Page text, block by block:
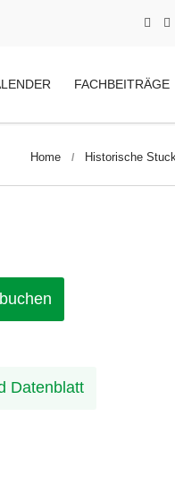
FACHBEITRÄGE
Home Historische
Datenblatt